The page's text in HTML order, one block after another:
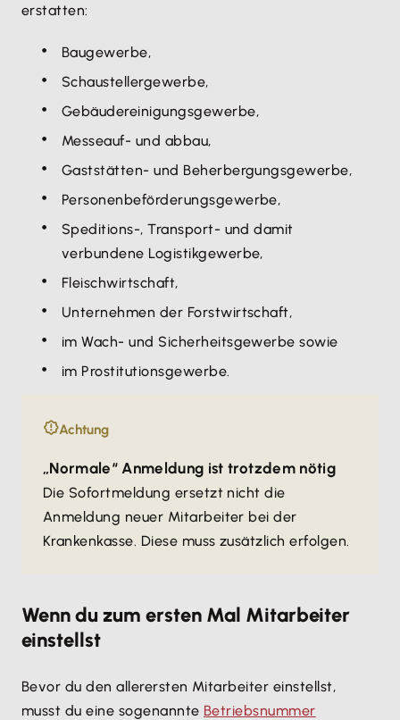
erstatten:
Baugewerbe,
Schaustellergewerbe,
Gebäudereinigungsgewerbe,
Messeauf- und abbau,
Gaststätten- und Beherbergungsgewerbe,
Personenbeförderungsgewerbe,
Speditions-, Transport- und damit
verbundene Logistikgewerbe,
Fleischwirtschaft,
Unternehmen der Forstwirtschaft,
im Wach- und Sicherheitsgewerbe sowie
im Prostitutionsgewerbe.
Achtung
„Normale“ Anmeldung ist trotzdem nötig
Die Sofortmeldung ersetzt nicht die
Anmeldung neuer Mitarbeiter bei der
Krankenkasse. Diese muss zusätzlich erfolgen.
Wenn du zum ersten Mal Mitarbeiter
einstellst
Bevor du den allerersten Mitarbeiter einstellst,
musst du eine sogenannte Betriebsnummer